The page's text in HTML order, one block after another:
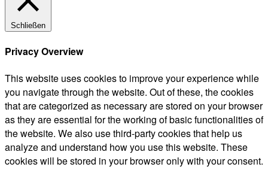
Schließen
Privacy Overview
This website uses cookies to improve your experience while
you navigate through the website. Out of these, the cookies
that are categorized as necessary are stored on your browser
as they are essential for the working of basic functionalities of
the website. We also use third-party cookies that help us
analyze and understand how you use this website. These
cookies will be stored in your browser only with your consent.